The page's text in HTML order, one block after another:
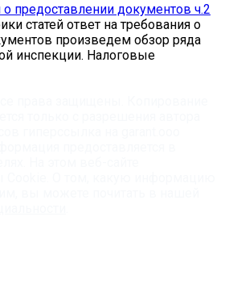
о предоставлении документов ч.2
статей ответ на требования о
произведем обзор ряда
инспекции. Налоговые